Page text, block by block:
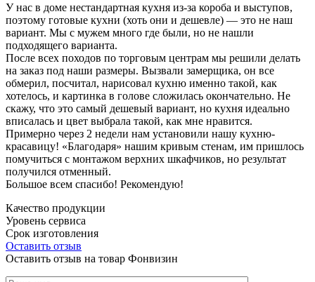
У нас в доме нестандартная кухня из-за короба и выступов,
поэтому готовые кухни (хоть они и дешевле) — это не наш
вариант. Мы с мужем много где были, но не нашли
подходящего варианта.
После всех походов по торговым центрам мы решили делать
на заказ под наши размеры. Вызвали замерщика, он все
обмерил, посчитал, нарисовал кухню именно такой, как
хотелось, и картинка в голове сложилась окончательно. Не
скажу, что это самый дешевый вариант, но кухня идеально
вписалась и цвет выбрала такой, как мне нравится.
Примерно через 2 недели нам установили нашу кухню-
красавицу! «Благодаря» нашим кривым стенам, им пришлось
помучиться с монтажом верхних шкафчиков, но результат
получился отменный.
Большое всем спасибо! Рекомендую!
Качество продукции
Уровень сервиса
Срок изготовления
Оставить отзыв
Оставить отзыв на товар Фонвизин